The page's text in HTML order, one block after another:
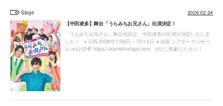
Stage
2026.02.24
【中田凌多】舞台「うらみちお兄さん」出演決定！
「うらみちお兄さん」舞台化決定、中田凌多の出演が決定いたしま
した！ 🔹日程 2026年7月8日～7月12日 🔸会場 シアターサンモー
ル 📣公式HP https://uramichi-stage.com ぜひご観劇ください！